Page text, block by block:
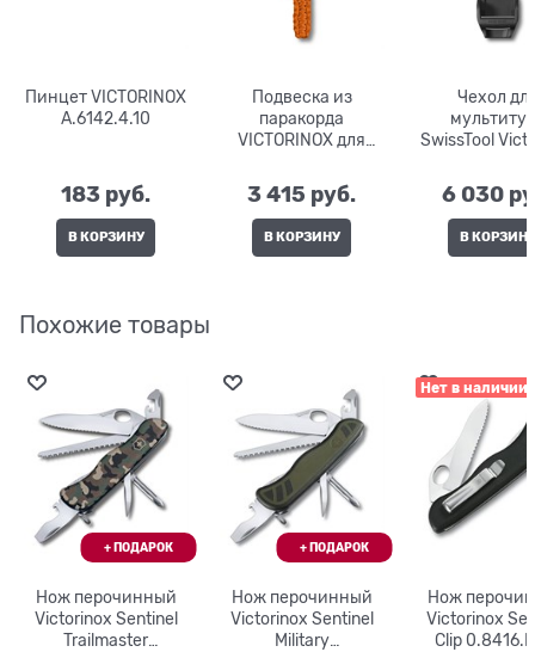
Пинцет VICTORINOX
A.6142.4.10
183 руб.
В КОРЗИНУ
Подвеска из
паракорда
VICTORINOX для
Pro M 4.1875.9
3 415 руб.
В КОРЗИНУ
Чехол
SwissTool
6 030
В КОРЗИНУ
Похожие товары
Нож перочинный
Victorinox Sentinel
Trailmaster
Нож перочинный
Victorinox Sentinel
Military
Нет в наличии
Нож
Victorinox
Clip